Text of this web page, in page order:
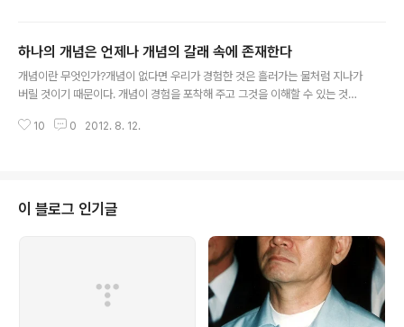
공통 부분을 인식하고 끌어내기 때문이다. 인간이 세계를 개념으로 파악하는 것
을 보면 인간이 세계를 어떻게 분절하고 있는지 알 수 있다. 개념은 많은 표상 가
운데 공통적인 특징을 끄집어내어 만들어진다. '개념'이야말로 인간의 논리적
하나의 개념은 언제나 개념의 갈래 속에 존재한다
개념이란 무엇인가?개념이 없다면 우리가 경험한 것은 흘러가는 물처럼 지나가
버릴 것이기 때문이다. 개념이 경험을 포착해 주고 그것을 이해할 수 있는 것으
여받게 되는 것이다. 세계를 인식하기 위해서는 반드시 개념을 사용해야 한다.
있다. 이 때문에 개념을 통해서 경험이 포착되어야 하기도 하지만, 또한 역으로
경험을 통해서 개념이 풍부한 내용을 갖추어야 한다. 개념과 경험은 서로 전제
10 0 2012. 8. 12.
이 블로그 인기글